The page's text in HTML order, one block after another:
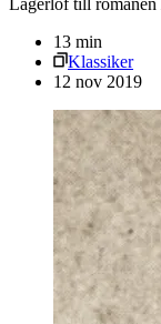
13 min
Klassiker
12 nov 2019